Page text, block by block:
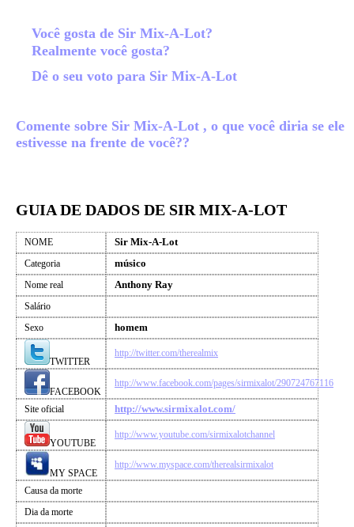
Você gosta de Sir Mix-A-Lot?
Realmente você gosta?
Dê o seu voto para Sir Mix-A-Lot
Comente sobre Sir Mix-A-Lot , o que você diria se ele
estivesse na frente de você??
GUIA DE DADOS DE SIR MIX-A-LOT
NOME Sir Mix-A-Lot
Categoria músico
Nome real Anthony Ray
Salário
Sexo
homem
TWITTER
http://twitter.com/therealmix
FACEBOOK
http://www.facebook.com/pages/sirmixalot/290724767116
Site oficial http://www.sirmixalot.com/
YOUTUBE
http://www.youtube.com/sirmixalotchannel
MY SPACE
http://www.myspace.com/therealsirmixalot
Causa da morte
Dia da morte